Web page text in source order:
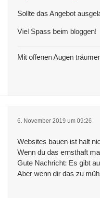
Sollte das Angebot
Viel Spass beim bloggen!
Mit offenen Augen
6. November 2019 um 09:26
Websites bauen ist halt
Wenn du das ernsthaft
Gute Nachricht: Es gibt
Aber wenn dir das zu